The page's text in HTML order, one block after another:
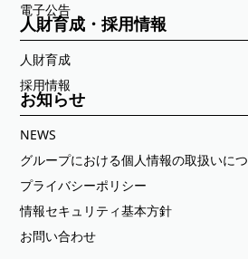
電子公告
人財育成・採用情報
人財育成
採用情報
お知らせ
NEWS
グループにおける個人情報の取扱いに
プライバシーポリシー
情報セキュリティ基本方針
お問い合わせ